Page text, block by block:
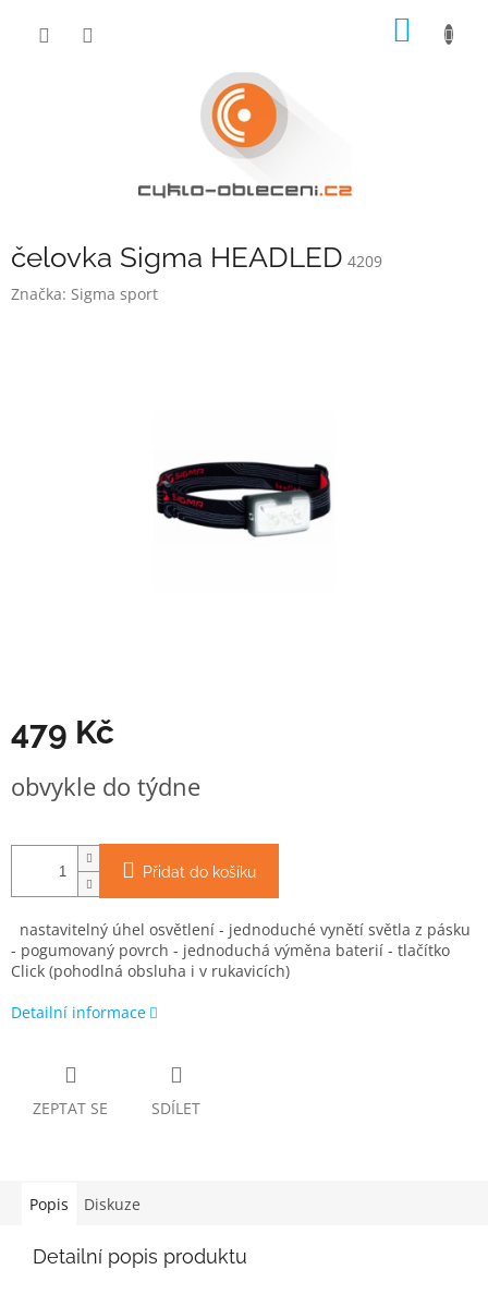
čelovka Sigma HEADLED 4209
Značka: Sigma sport
479 Kč
cena:
obvykle do týdne
Přidat do košíku
nastavitelný úhel osvětlení - jednoduché vynětí světla z pásku
- pogumovaný povrch - jednoduchá výměna baterií - tlačítko
Click (pohodlná obsluha i v rukavicích)
Detailní informace
ZEPTAT SE SDÍLET
Popis Diskuze
Detailní popis produktu